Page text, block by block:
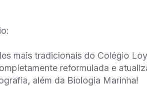
mais tradicionais do Colégio
reformulada e
além da Biologia Marinha!